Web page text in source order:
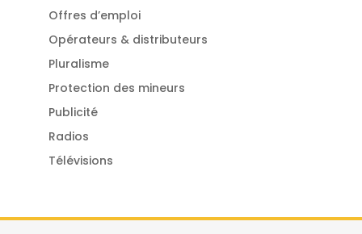
Offres d’emploi
Opérateurs & distributeurs
Pluralisme
Protection des mineurs
Publicité
Radios
Télévisions